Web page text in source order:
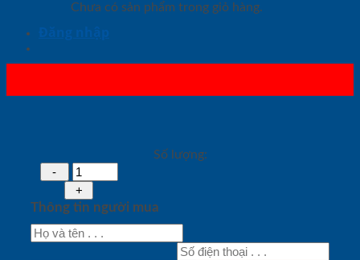
Chưa có sản phẩm trong giỏ hàng.
Đăng nhập
Số lượng:
Thông tin người mua